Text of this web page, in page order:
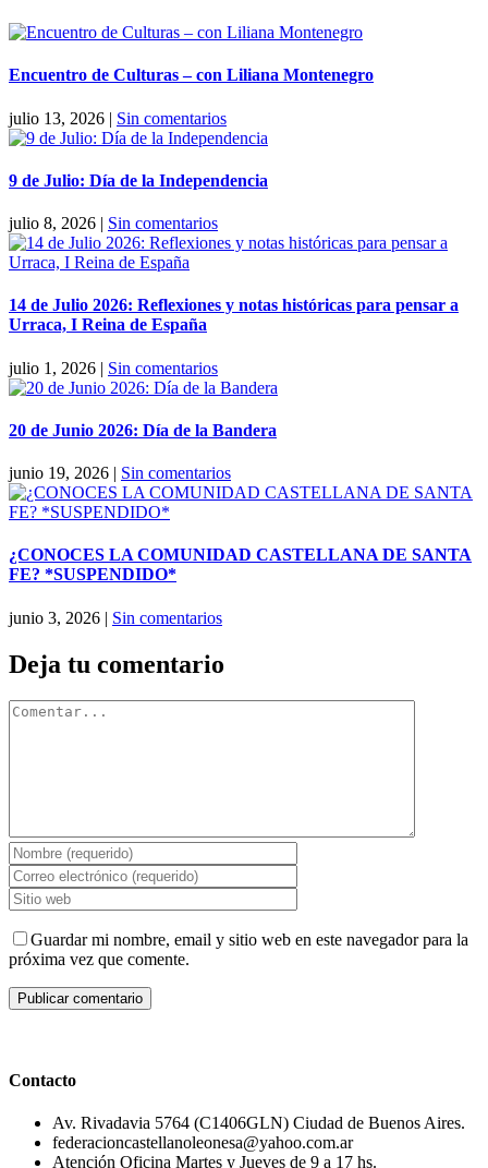
Encuentro de Culturas – con Liliana Montenegro
julio 13, 2026 | Sin comentarios
9 de Julio: Día de la Independencia
julio 8, 2026 | Sin comentarios
14 de Julio 2026: Reflexiones y notas históricas para pensar a
Urraca, I Reina de España
julio 1, 2026 | Sin comentarios
20 de Junio 2026: Día de la Bandera
junio 19, 2026 | Sin comentarios
¿CONOCES LA COMUNIDAD CASTELLANA DE SANTA
FE? *SUSPENDIDO*
junio 3, 2026 | Sin comentarios
Deja tu comentario
Comentar
Guardar mi nombre, email y sitio web en este navegador para la
próxima vez que comente.
Contacto
Av. Rivadavia 5764 (C1406GLN) Ciudad de Buenos Aires.
federacioncastellanoleonesa@yahoo.com.ar
Atención Oficina Martes y Jueves de 9 a 17 hs.